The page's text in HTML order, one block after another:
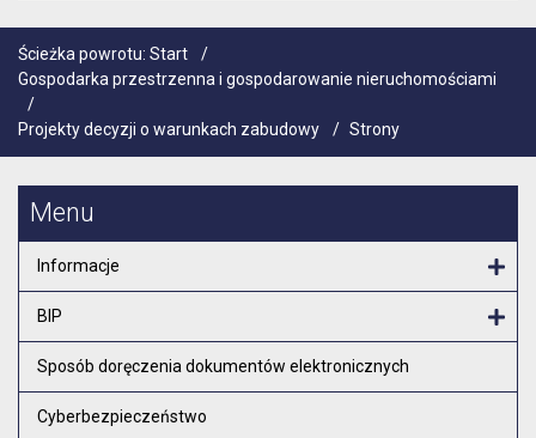
Ścieżka powrotu: Start
/
Gospodarka przestrzenna i gospodarowanie nieruchomościami
/
Projekty decyzji o warunkach zabudowy
/ Strony
Menu
Informacje
BIP
Sposób doręczenia dokumentów elektronicznych
Cyberbezpieczeństwo